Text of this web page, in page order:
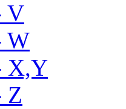
V
W
X,Y
Z